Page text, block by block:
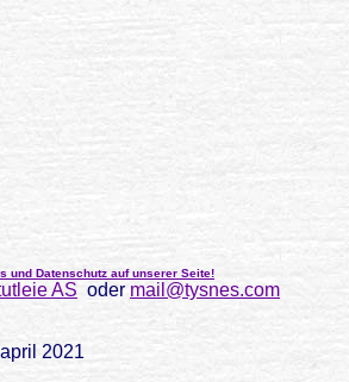
und Datenschutz auf unserer Seite!
AS oder mail@tysnes.com
2021